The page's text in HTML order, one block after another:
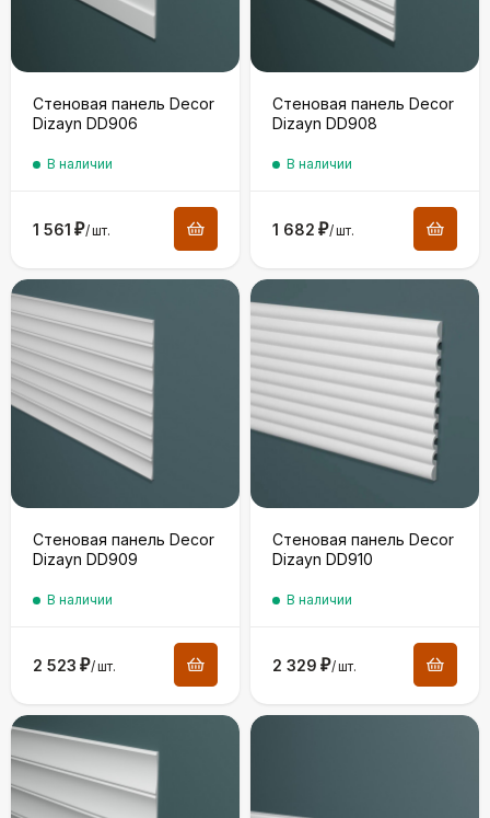
Стеновая панель Decor
Dizayn DD906
В наличии
1 561 ₽/шт.
Стеновая панель Decor
Dizayn DD908
В наличии
1 682 ₽/шт.
Стеновая панель Decor
Dizayn DD909
В наличии
2 523 ₽/шт.
Стеновая панель Decor
Dizayn DD910
В наличии
2 329 ₽/шт.